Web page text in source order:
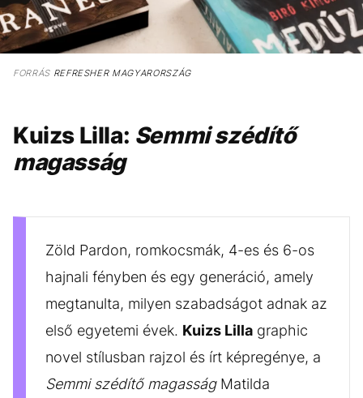
FORRÁSREFRESHER MAGYARORSZÁG
Kuizs Lilla: Semmi szédítő
magasság
Zöld Pardon, romkocsmák, 4-es és 6-os
hajnali fényben és egy generáció, amely
megtanulta, milyen szabadságot adnak az
első egyetemi évek. Kuizs Lilla graphic
novel stílusban rajzol és írt képregénye, a
Semmi szédítő magasságMatilda